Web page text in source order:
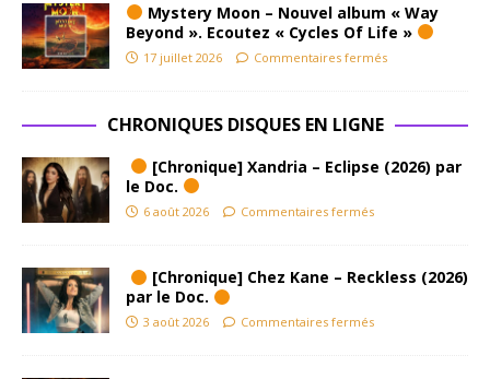
Mystery Moon – Nouvel album « Way
Beyond ». Ecoutez « Cycles Of Life »
17 juillet 2026 Commentaires fermés
CHRONIQUES DISQUES EN LIGNE
[Chronique] Xandria – Eclipse (2026) par
le Doc.
6 août 2026 Commentaires fermés
[Chronique] Chez Kane – Reckless (2026)
par le Doc.
3 août 2026 Commentaires fermés